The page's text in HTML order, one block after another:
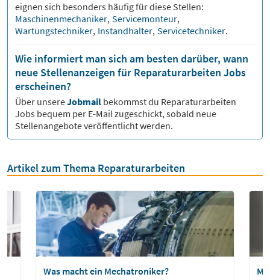
eignen sich besonders häufig für diese Stellen:
Maschinenmechaniker, Servicemonteur,
Wartungstechniker, Instandhalter, Servicetechniker.
Wie informiert man sich am besten darüber, wann
neue Stellenanzeigen für Reparaturarbeiten Jobs
erscheinen?
Über unsereJobmail bekommst du Reparaturarbeiten
Jobs bequem per E-Mail zugeschickt, sobald neue
Stellenangebote veröffentlicht werden.
Artikel zum Thema Reparaturarbeiten
Was macht ein Mechatroniker?